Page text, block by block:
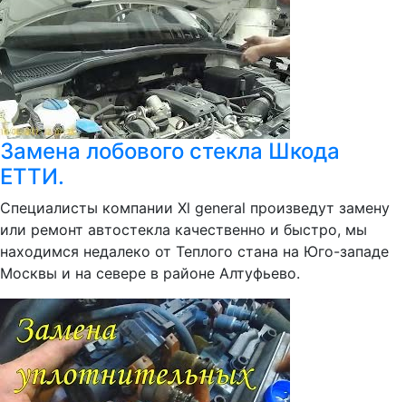
Замена лобового стекла Шкода
ЕТТИ.
Специалисты компании Xl general произведут замену
или ремонт автостекла качественно и быстро, мы
находимся недалеко от Теплого стана на Юго-западе
Москвы и на севере в районе Алтуфьево.